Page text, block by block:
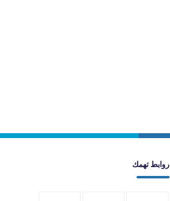
روابط تهمك